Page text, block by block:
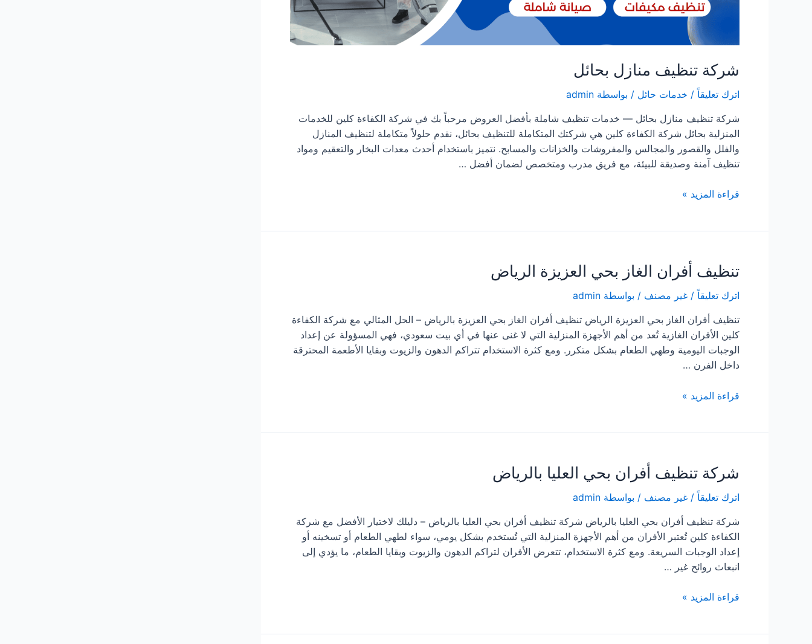
شركة تنظيف منازل بحائل
اترك تعليقاً / خدمات حائل / بواسطة admin
شركة تنظيف منازل بحائل — خدمات تنظيف شاملة بأفضل العروض مرحباً بك في شركة الكفاءة كلين للخدمات
المنزلية بحائل شركة الكفاءة كلين هي شركتك المتكاملة للتنظيف بحائل، نقدم حلولاً متكاملة لتنظيف المنازل
والفلل والقصور والمجالس والمفروشات والخزانات والمسابح. نتميز باستخدام أحدث معدات البخار والتعقيم ومواد
تنظيف آمنة وصديقة للبيئة، مع فريق مدرب ومتخصص لضمان أفضل …
شركة
قراءة المزيد »
تنظيف أفران الغاز بحي العزيزة الرياض
اترك تعليقاً / غير مصنف / بواسطة admin
تنظيف أفران الغاز بحي العزيزة الرياض تنظيف أفران الغاز بحي العزيزة بالرياض – الحل المثالي مع شركة الكفاءة
كلين الأفران الغازية تُعد من أهم الأجهزة المنزلية التي لا غنى عنها في أي بيت سعودي، فهي المسؤولة عن إعداد
الوجبات اليومية وطهي الطعام بشكل متكرر. ومع كثرة الاستخدام تتراكم الدهون والزيوت وبقايا الأطعمة المحترقة
داخل الفرن …
تنظيف
الرياض
قراءة المزيد »
شركة تنظيف أفران بحي العليا بالرياض
اترك تعليقاً / غير مصنف / بواسطة admin
شركة تنظيف أفران بحي العليا بالرياض شركة تنظيف أفران بحي العليا بالرياض – دليلك لاختيار الأفضل مع شركة
الكفاءة كلين تُعتبر الأفران من أهم الأجهزة المنزلية التي تُستخدم بشكل يومي، سواء لطهي الطعام أو تسخينه أو
إعداد الوجبات السريعة. ومع كثرة الاستخدام، تتعرض الأفران لتراكم الدهون والزيوت وبقايا الطعام، ما يؤدي إلى
انبعاث روائح غير …
شركة
قراءة المزيد »